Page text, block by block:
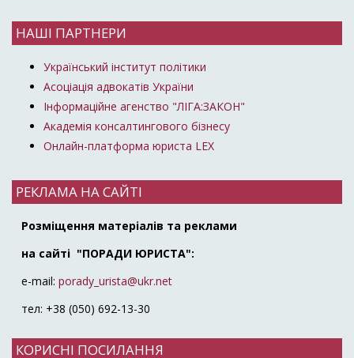
НАШІ ПАРТНЕРИ
Український інститут політики
Асоціація адвокатів України
Інформаційне агенство "ЛІГА:ЗАКОН"
Академія консалтингового бізнесу
Онлайн-платформа юриста LEX
РЕКЛАМА НА САЙТІ
Розміщення матеріалів та реклами
на сайті "ПОРАДИ ЮРИСТА":
e-mail: porady_urista@ukr.net
тел: +38 (050) 692-13-30
КОРИСНІ ПОСИЛАННЯ